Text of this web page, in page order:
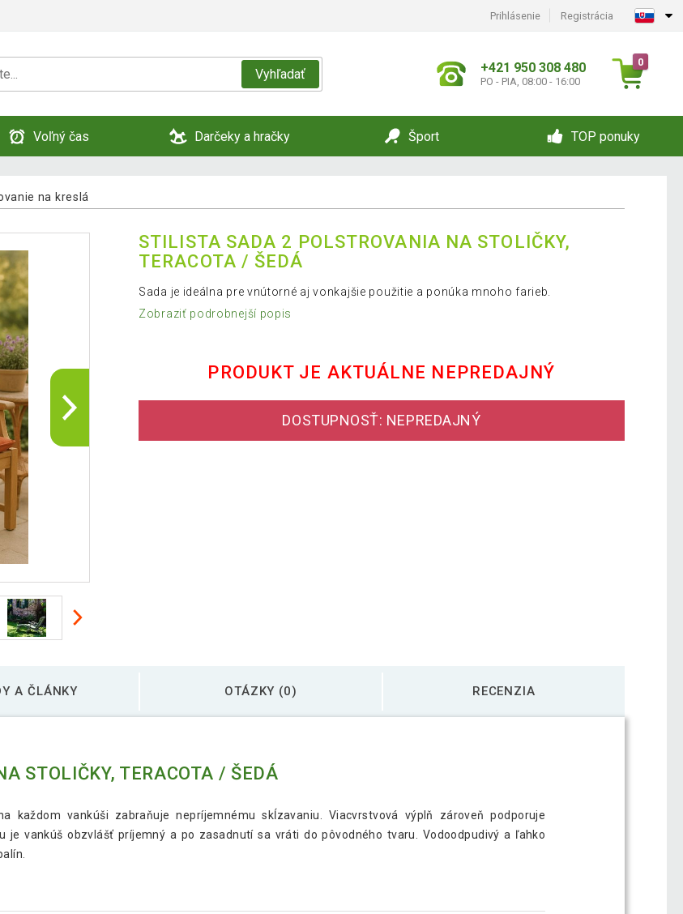
Prihlásenie Registrácia
Vyhľadať +421 950 308 480
PO - PIA, 08:00 - 16:00
0
Voľný čas Darčeky a hračky Šport TOP ponuky
na kreslá
STILISTA SADA 2 POLSTROVANIA NA STOLIČKY,
TERACOTA / ŠEDÁ
Sada je ideálna pre vnútorné aj vonkajšie použitie a ponúka mnoho farieb.
Zobraziť podrobnejší popis
PRODUKT JE AKTUÁLNE NEPREDAJNÝ
DOSTUPNOSŤ: NEPREDAJNÝ
A ČLÁNKY OTÁZKY (0) RECENZIA
STOLIČKY, TERACOTA / ŠEDÁ
každom vankúši zabraňuje nepríjemnému skĺzavaniu. Viacvrstvová výplň zároveň podporuje
je vankúš obzvlášť príjemný a po zasadnutí sa vráti do pôvodného tvaru. Vodoodpudivý a ľahko